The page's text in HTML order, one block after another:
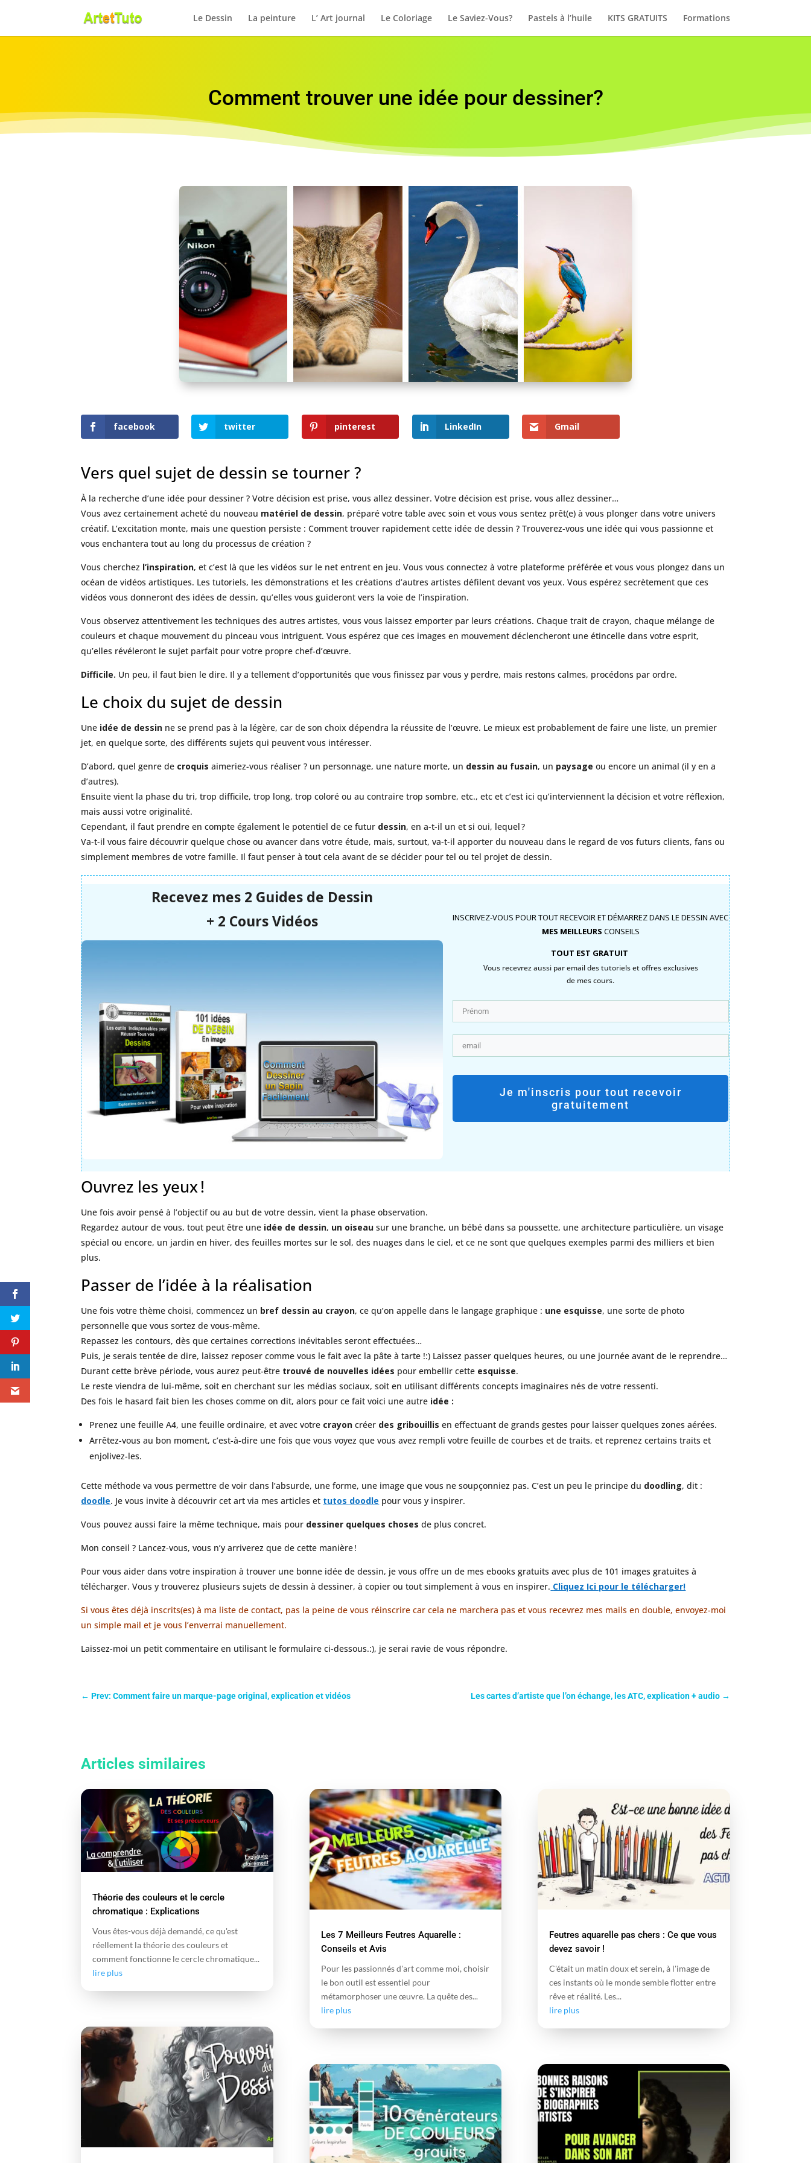
Le Dessin La peinture L’ Art journal Le Coloriage Le Saviez-Vous? Pastels à l’huile KITS GRATUITS Formations
Comment trouver une idée pour dessiner?
facebook twitter pinterest LinkedIn Gmail
Vers quel sujet de dessin se tourner ?
À la recherche d’une idée pour dessiner ? Votre décision est prise, vous allez dessiner. Votre décision est prise, vous allez dessiner…
Vous avez certainement acheté du nouveau matériel de dessin, préparé votre table avec soin et vous vous sentez prêt(e) à vous plonger dans votre univers
créatif. L’excitation monte, mais une question persiste : Comment trouver rapidement cette idée de dessin ? Trouverez-vous une idée qui vous passionne et
vous enchantera tout au long du processus de création ?
Vous cherchez l’inspiration, et c’est là que les vidéos sur le net entrent en jeu. Vous vous connectez à votre plateforme préférée et vous vous plongez dans un
océan de vidéos artistiques. Les tutoriels, les démonstrations et les créations d’autres artistes défilent devant vos yeux. Vous espérez secrètement que ces
vidéos vous donneront des idées de dessin, qu’elles vous guideront vers la voie de l’inspiration.
Vous observez attentivement les techniques des autres artistes, vous vous laissez emporter par leurs créations. Chaque trait de crayon, chaque mélange de
couleurs et chaque mouvement du pinceau vous intriguent. Vous espérez que ces images en mouvement déclencheront une étincelle dans votre esprit,
qu’elles révéleront le sujet parfait pour votre propre chef-d’œuvre.
Difficile. Un peu, il faut bien le dire. Il y a tellement d’opportunités que vous finissez par vous y perdre, mais restons calmes, procédons par ordre.
Le choix du sujet de dessin
Une idée de dessin ne se prend pas à la légère, car de son choix dépendra la réussite de l’œuvre. Le mieux est probablement de faire une liste, un premier
jet, en quelque sorte, des différents sujets qui peuvent vous intéresser.
D’abord, quel genre de croquis aimeriez-vous réaliser ? un personnage, une nature morte, un dessin au fusain, un paysage ou encore un animal (il y en a
d’autres).
Ensuite vient la phase du tri, trop difficile, trop long, trop coloré ou au contraire trop sombre, etc., etc et c’est ici qu’interviennent la décision et votre réflexion,
mais aussi votre originalité.
Cependant, il faut prendre en compte également le potentiel de ce futur dessin, en a-t-il un et si oui, lequel ?
Va-t-il vous faire découvrir quelque chose ou avancer dans votre étude, mais, surtout, va-t-il apporter du nouveau dans le regard de vos futurs clients, fans ou
simplement membres de votre famille. Il faut penser à tout cela avant de se décider pour tel ou tel projet de dessin.
Recevez mes 2 Guides de Dessin
+ 2 Cours Vidéos
INSCRIVEZ-VOUS POUR TOUT RECEVOIR ET DÉMARREZ DANS LE DESSIN AVEC
MES MEILLEURS CONSEILS
TOUT EST GRATUIT
Vous recevrez aussi par email des tutoriels et offres exclusives
de mes cours.
Je m'inscris pour tout recevoir
gratuitement
Ouvrez les yeux !
Une fois avoir pensé à l’objectif ou au but de votre dessin, vient la phase observation.
Regardez autour de vous, tout peut être une idée de dessin, un oiseau sur une branche, un bébé dans sa poussette, une architecture particulière, un visage
spécial ou encore, un jardin en hiver, des feuilles mortes sur le sol, des nuages dans le ciel, et ce ne sont que quelques exemples parmi des milliers et bien
plus.
Passer de l’idée à la réalisation
Une fois votre thème choisi, commencez un bref dessin au crayon, ce qu’on appelle dans le langage graphique : une esquisse, une sorte de photo
personnelle que vous sortez de vous-même.
Repassez les contours, dès que certaines corrections inévitables seront effectuées…
Puis, je serais tentée de dire, laissez reposer comme vous le fait avec la pâte à tarte !:) Laissez passer quelques heures, ou une journée avant de le reprendre…
Durant cette brève période, vous aurez peut-être trouvé de nouvelles idées pour embellir cette esquisse.
Le reste viendra de lui-même, soit en cherchant sur les médias sociaux, soit en utilisant différents concepts imaginaires nés de votre ressenti.
Des fois le hasard fait bien les choses comme on dit, alors pour ce fait voici une autre idée :
Prenez une feuille A4, une feuille ordinaire, et avec votre crayon créer des gribouillis en effectuant de grands gestes pour laisser quelques zones aérées.
Arrêtez-vous au bon moment, c’est-à-dire une fois que vous voyez que vous avez rempli votre feuille de courbes et de traits, et reprenez certains traits et
enjolivez-les.
Cette méthode va vous permettre de voir dans l’absurde, une forme, une image que vous ne soupçonniez pas. C’est un peu le principe du doodling, dit :
doodle. Je vous invite à découvrir cet art via mes articles et tutos doodle pour vous y inspirer.
Vous pouvez aussi faire la même technique, mais pour dessiner quelques choses de plus concret.
Mon conseil ? Lancez-vous, vous n’y arriverez que de cette manière !
Pour vous aider dans votre inspiration à trouver une bonne idée de dessin, je vous offre un de mes ebooks gratuits avec plus de 101 images gratuites à
télécharger. Vous y trouverez plusieurs sujets de dessin à dessiner, à copier ou tout simplement à vous en inspirer. Cliquez Ici pour le télécharger!
Si vous êtes déjà inscrits(es) à ma liste de contact, pas la peine de vous réinscrire car cela ne marchera pas et vous recevrez mes mails en double, envoyez-moi
un simple mail et je vous l’enverrai manuellement.
Laissez-moi un petit commentaire en utilisant le formulaire ci-dessous.:), je serai ravie de vous répondre.
←Prev: Comment faire un marque-page original, explication et vidéos Les cartes d’artiste que l’on échange, les ATC, explication + audio→
Articles similaires
Théorie des couleurs et le cercle
chromatique : Explications
Vous êtes-vous déjà demandé, ce qu'est
réellement la théorie des couleurs et
comment fonctionne le cercle chromatique...
lire plus
Les 7 Meilleurs Feutres Aquarelle :
Conseils et Avis
Pour les passionnés d'art comme moi, choisir
le bon outil est essentiel pour
métamorphoser une œuvre. La quête des...
lire plus
Feutres aquarelle pas chers : Ce que vous
devez savoir !
C'était un matin doux et serein, à l'image de
ces instants où le monde semble flotter entre
rêve et réalité. Les...
lire plus